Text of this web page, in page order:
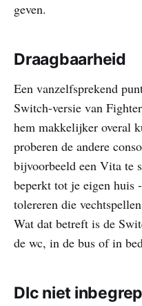
geven.
Draagbaarheid
Een vanzelfsprekend
Switch-versie van
hem makkelijker overal
proberen de andere
bijvoorbeeld een Vita te
beperkt tot je eigen huis
tolereren die
Wat dat betreft is de
de wc, in de bus of in
Dlc niet